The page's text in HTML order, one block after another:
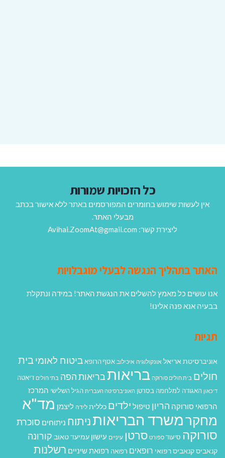
כל הזכויות שמורות
אין לעשות שימוש בחומרים המפורסמים באתר ללא אישור בכתב
מבעלי האתר.
ליצירת קשר: Avihai.ZoomAt@gmail.com
האתר בתהליך הנגשה לבעלי מוגבלויות
אנו עושים כל מאמץ להשלים את הנגשת האתר! במידה ונתקלת
בבעיה אנא פנה אלינו!
תגיות
אוניברסיטת אריאל אונקולוגיה איכילוב אסף הרופא ביטוח לאומיבית
חולים בית חולים סורוקה בריאותבריאות הפה בתי חולים דיאטה
דיכאון האגודה למלחמה בסרטן האוניברסיטה העברית הגיל השלישי המרכז
הרפואי סורוקה הריון טיפול ילדים כללית לידה ליצמן מד"א
מחקרמשרד הבריאותניתוח ניתוחים סוכרת
סורוקה סיעוד ספורט סרטן עיניים עישון עמיעד טאוב קורונה
קנאביסקנאביס רפואי רופאים רפואה רפואת שיניים רשלנות